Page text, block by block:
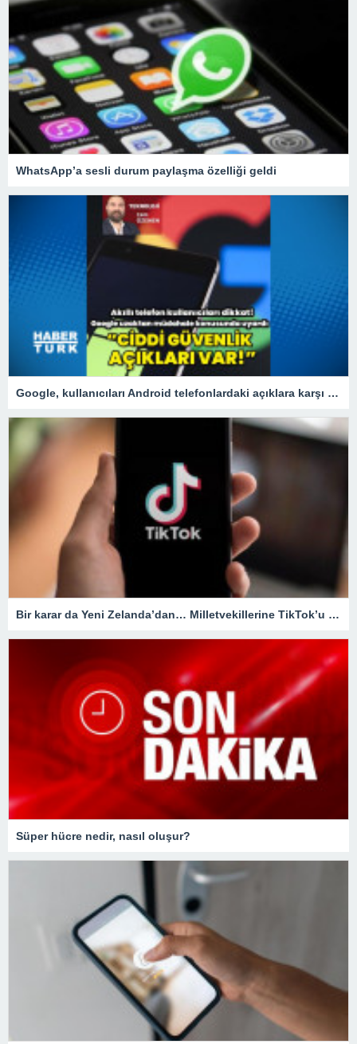
WhatsApp’a sesli durum paylaşma özelliği geldi
Google, kullanıcıları Android telefonlardaki açıklara karşı uyardı!
Bir karar da Yeni Zelanda’dan… Milletvekillerine TikTok’u yasaklıyorlar!
Süper hücre nedir, nasıl oluşur?